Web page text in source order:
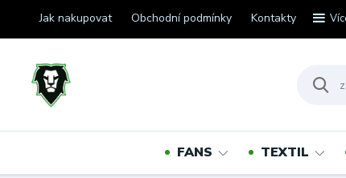
Jak nakupovat Obchodní podmínky Kontakty
FANS TEXTIL